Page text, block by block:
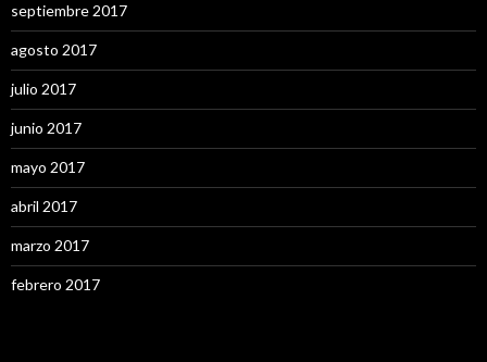
septiembre 2017
agosto 2017
julio 2017
junio 2017
mayo 2017
abril 2017
marzo 2017
febrero 2017